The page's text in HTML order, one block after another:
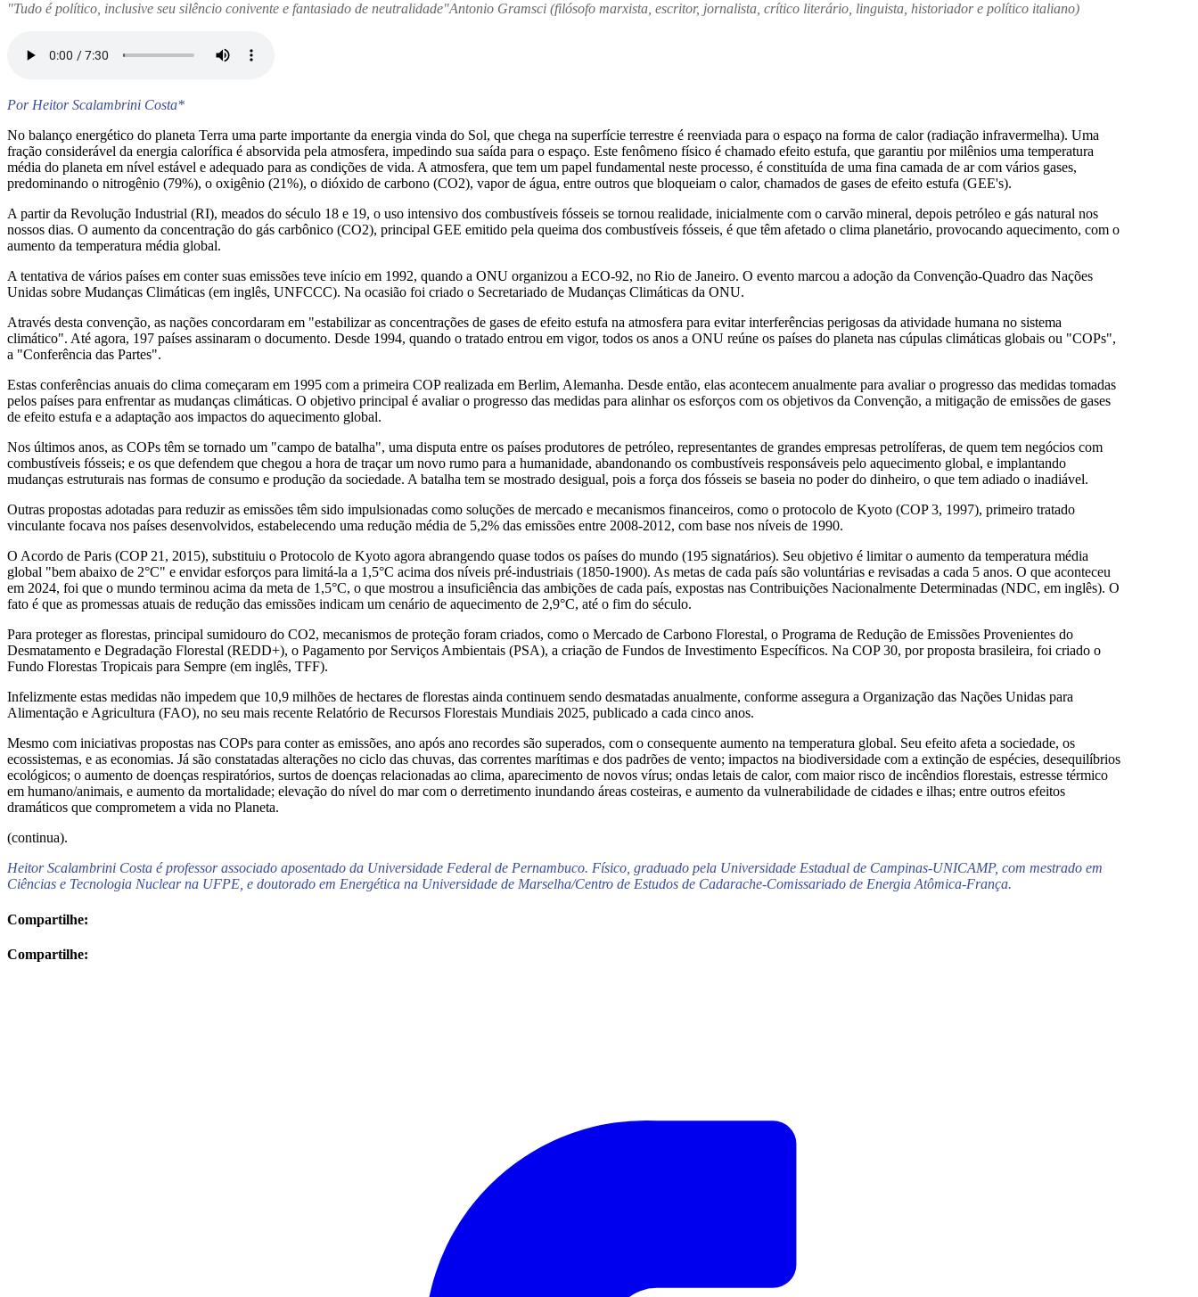
"Tudo é político, inclusive seu silêncio conivente e fantasiado de neutralidade"Antonio Gramsci (filósofo marxista, escritor, jornalista, crítico literário, linguista, historiador e político italiano)
Por Heitor Scalambrini Costa*
No balanço energético do planeta Terra uma parte importante da energia vinda do Sol, que chega na superfície terrestre é reenviada para o espaço na forma de calor (radiação infravermelha). Uma
fração considerável da energia calorífica é absorvida pela atmosfera, impedindo sua saída para o espaço. Este fenômeno físico é chamado efeito estufa, que garantiu por milênios uma temperatura
média do planeta em nível estável e adequado para as condições de vida. A atmosfera, que tem um papel fundamental neste processo, é constituída de uma fina camada de ar com vários gases,
predominando o nitrogênio (79%), o oxigênio (21%), o dióxido de carbono (CO2), vapor de água, entre outros que bloqueiam o calor, chamados de gases de efeito estufa (GEE's).
A partir da Revolução Industrial (RI), meados do século 18 e 19, o uso intensivo dos combustíveis fósseis se tornou realidade, inicialmente com o carvão mineral, depois petróleo e gás natural nos
nossos dias. O aumento da concentração do gás carbônico (CO2), principal GEE emitido pela queima dos combustíveis fósseis, é que têm afetado o clima planetário, provocando aquecimento, com o
aumento da temperatura média global.
A tentativa de vários países em conter suas emissões teve início em 1992, quando a ONU organizou a ECO-92, no Rio de Janeiro. O evento marcou a adoção da Convenção-Quadro das Nações
Unidas sobre Mudanças Climáticas (em inglês, UNFCCC). Na ocasião foi criado o Secretariado de Mudanças Climáticas da ONU.
Através desta convenção, as nações concordaram em "estabilizar as concentrações de gases de efeito estufa na atmosfera para evitar interferências perigosas da atividade humana no sistema
climático". Até agora, 197 países assinaram o documento. Desde 1994, quando o tratado entrou em vigor, todos os anos a ONU reúne os países do planeta nas cúpulas climáticas globais ou "COPs",
a "Conferência das Partes".
Estas conferências anuais do clima começaram em 1995 com a primeira COP realizada em Berlim, Alemanha. Desde então, elas acontecem anualmente para avaliar o progresso das medidas tomadas
pelos países para enfrentar as mudanças climáticas. O objetivo principal é avaliar o progresso das medidas para alinhar os esforços com os objetivos da Convenção, a mitigação de emissões de gases
de efeito estufa e a adaptação aos impactos do aquecimento global.
Nos últimos anos, as COPs têm se tornado um "campo de batalha", uma disputa entre os países produtores de petróleo, representantes de grandes empresas petrolíferas, de quem tem negócios com
combustíveis fósseis; e os que defendem que chegou a hora de traçar um novo rumo para a humanidade, abandonando os combustíveis responsáveis pelo aquecimento global, e implantando
mudanças estruturais nas formas de consumo e produção da sociedade. A batalha tem se mostrado desigual, pois a força dos fósseis se baseia no poder do dinheiro, o que tem adiado o inadiável.
Outras propostas adotadas para reduzir as emissões têm sido impulsionadas como soluções de mercado e mecanismos financeiros, como o protocolo de Kyoto (COP 3, 1997), primeiro tratado
vinculante focava nos países desenvolvidos, estabelecendo uma redução média de 5,2% das emissões entre 2008-2012, com base nos níveis de 1990.
O Acordo de Paris (COP 21, 2015), substituiu o Protocolo de Kyoto agora abrangendo quase todos os países do mundo (195 signatários). Seu objetivo é limitar o aumento da temperatura média
global "bem abaixo de 2°C" e envidar esforços para limitá-la a 1,5°C acima dos níveis pré-industriais (1850-1900). As metas de cada país são voluntárias e revisadas a cada 5 anos. O que aconteceu
em 2024, foi que o mundo terminou acima da meta de 1,5°C, o que mostrou a insuficiência das ambições de cada país, expostas nas Contribuições Nacionalmente Determinadas (NDC, em inglês). O
fato é que as promessas atuais de redução das emissões indicam um cenário de aquecimento de 2,9°C, até o fim do século.
Para proteger as florestas, principal sumidouro do CO2, mecanismos de proteção foram criados, como o Mercado de Carbono Florestal, o Programa de Redução de Emissões Provenientes do
Desmatamento e Degradação Florestal (REDD+), o Pagamento por Serviços Ambientais (PSA), a criação de Fundos de Investimento Específicos. Na COP 30, por proposta brasileira, foi criado o
Fundo Florestas Tropicais para Sempre (em inglês, TFF).
Infelizmente estas medidas não impedem que 10,9 milhões de hectares de florestas ainda continuem sendo desmatadas anualmente, conforme assegura a Organização das Nações Unidas para
Alimentação e Agricultura (FAO), no seu mais recente Relatório de Recursos Florestais Mundiais 2025, publicado a cada cinco anos.
Mesmo com iniciativas propostas nas COPs para conter as emissões, ano após ano recordes são superados, com o consequente aumento na temperatura global. Seu efeito afeta a sociedade, os
ecossistemas, e as economias. Já são constatadas alterações no ciclo das chuvas, das correntes marítimas e dos padrões de vento; impactos na biodiversidade com a extinção de espécies, desequilíbrios
ecológicos; o aumento de doenças respiratórios, surtos de doenças relacionadas ao clima, aparecimento de novos vírus; ondas letais de calor, com maior risco de incêndios florestais, estresse térmico
em humano/animais, e aumento da mortalidade; elevação do nível do mar com o derretimento inundando áreas costeiras, e aumento da vulnerabilidade de cidades e ilhas; entre outros efeitos
dramáticos que comprometem a vida no Planeta.
(continua).
Heitor Scalambrini Costa é professor associado aposentado da Universidade Federal de Pernambuco. Físico, graduado pela Universidade Estadual de Campinas-UNICAMP, com mestrado em
Ciências e Tecnologia Nuclear na UFPE, e doutorado em Energética na Universidade de Marselha/Centro de Estudos de Cadarache-Comissariado de Energia Atômica-França.
Compartilhe:
Compartilhe: